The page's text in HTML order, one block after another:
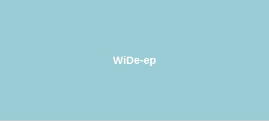
WiDe-ep